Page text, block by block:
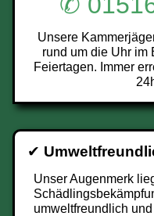
Unsere
rund um die Uhr im
Feiertagen. Immer
✔
Unser Augenmerk
umweltfreundlich